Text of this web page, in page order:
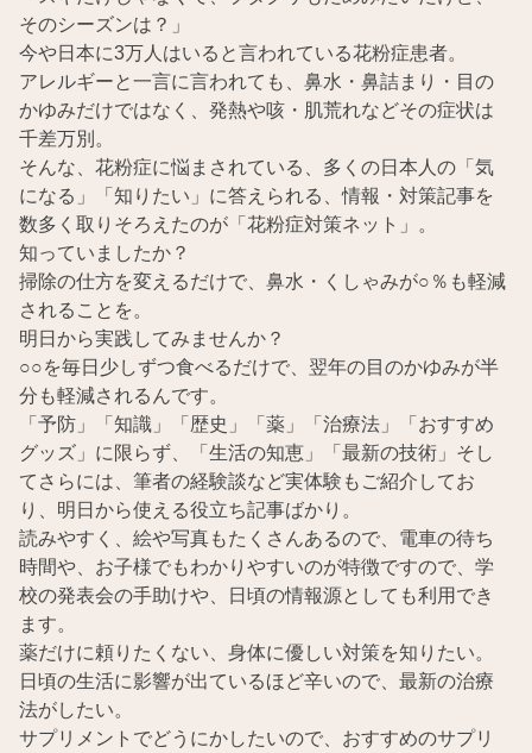
そのシーズンは？」
今や日本に3万人はいると言われている花粉症患者。
アレルギーと一言に言われても、鼻水・鼻詰まり・目の
かゆみだけではなく、発熱や咳・肌荒れなどその症状は
千差万別。
そんな、花粉症に悩まされている、多くの日本人の「気
になる」「知りたい」に答えられる、情報・対策記事を
数多く取りそろえたのが「花粉症対策ネット」。
知っていましたか？
掃除の仕方を変えるだけで、鼻水・くしゃみが○％も軽減
されることを。
明日から実践してみませんか？
○○を毎日少しずつ食べるだけで、翌年の目のかゆみが半
分も軽減されるんです。
「予防」「知識」「歴史」「薬」「治療法」「おすすめ
グッズ」に限らず、「生活の知恵」「最新の技術」そし
てさらには、筆者の経験談など実体験もご紹介してお
り、明日から使える役立ち記事ばかり。
読みやすく、絵や写真もたくさんあるので、電車の待ち
時間や、お子様でもわかりやすいのが特徴ですので、学
校の発表会の手助けや、日頃の情報源としても利用でき
ます。
薬だけに頼りたくない、身体に優しい対策を知りたい。
日頃の生活に影響が出ているほど辛いので、最新の治療
法がしたい。
サプリメントでどうにかしたいので、おすすめのサプリ